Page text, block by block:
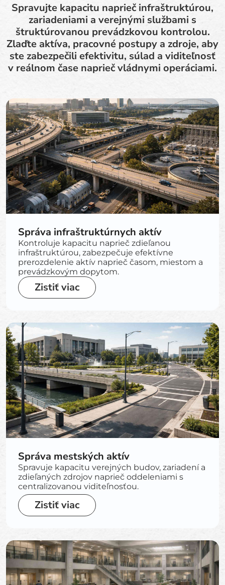
Spravujte kapacitu naprieč infraštruktúrou,
zariadeniami a verejnými službami s
štruktúrovanou prevádzkovou kontrolou.
Zlaďte aktíva, pracovné postupy a zdroje, aby
ste zabezpečili efektivitu, súlad a viditeľnosť
v reálnom čase naprieč vládnymi operáciami.
Správa infraštruktúrnych aktív
Kontroluje kapacitu naprieč zdieľanou
infraštruktúrou, zabezpečuje efektívne
prerozdelenie aktív naprieč časom, miestom a
prevádzkovým dopytom.
Zistiť viac
Správa mestských aktív
Spravuje kapacitu verejných budov, zariadení a
zdieľaných zdrojov naprieč oddeleniami s
centralizovanou viditeľnosťou.
Zistiť viac